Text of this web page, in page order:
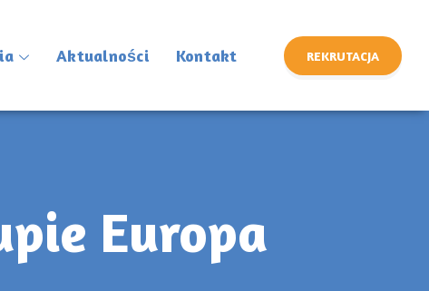
Aktualności Kontakt REKRUTACJA
Europa